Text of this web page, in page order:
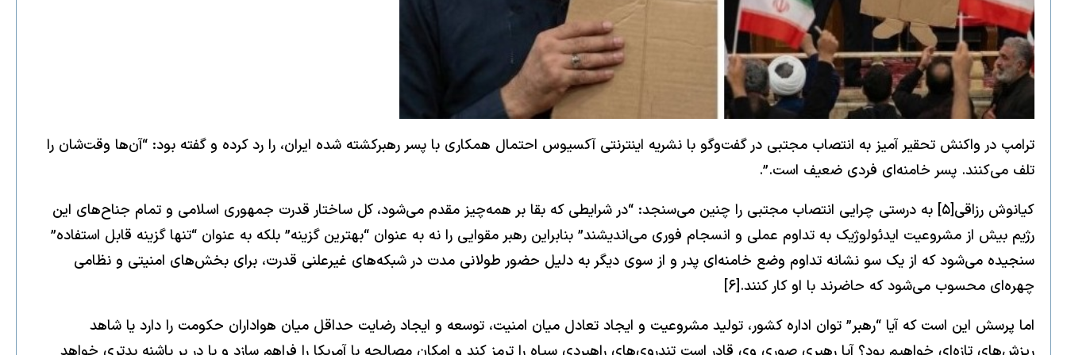
ترامپ در واکنش تحقیر آمیز به انتصاب مجتبی در گفت‌و‌گو با نشریه اینترنتی آکسیوس احتمال همکاری با پسر رهبرکشته شده ایران، را رد کرده و گفته بود: “آن‌ها وقت‌شان را
تلف می‌کنند. پسر خامنه‌ای فردی ضعیف است.”.
کیانوش رزاقی[۵] به درستی چرایی انتصاب مجتبی را چنین می‌سنجد: “در شرایطی که بقا بر همه‌چیز مقدم می‌شود، کل ساختار قدرت جمهوری اسلامی و تمام جناح‌های این
رژیم بیش از مشروعیت ایدئولوژیک به تداوم عملی و انسجام فوری می‌اندیشند” بنابراین رهبر مقوایی را نه به عنوان “بهترین گزینه” بلکه به عنوان “تنها گزینه قابل استفاده”
سنجیده می‌شود که از یک سو نشانه تداوم وضع خامنه‌ای پدر و از سوی دیگر به‌ دلیل حضور طولانی‌ مدت در شبکه‌‌های غیرعلنی قدرت، برای بخش‌های امنیتی و نظامی
چهره‌ای محسوب می‌شود که حاضرند با او کار کنند.[۶]
اما پرسش این است که آیا “رهبر” توان اداره کشور، تولید مشروعیت و ایجاد تعادل میان امنیت، توسعه و ایجاد رضایت حداقل میان هواداران حکومت را دارد یا شاهد